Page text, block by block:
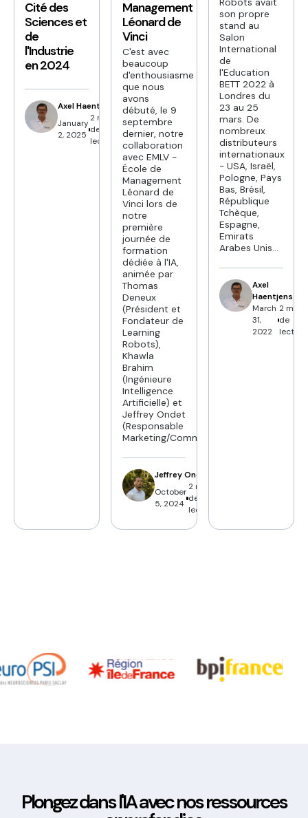
Cité des
Sciences et
de
l'Industrie
en 2024
Axel Haentjens
January
2, 2025
2 min
de
lecture
Management
Léonard de
Vinci
C'est avec
beaucoup
d'enthousiasme
que nous
avons
débuté, le 9
septembre
dernier, notre
collaboration
avec EMLV -
École de
Management
Léonard de
Vinci lors de
notre
première
journée de
formation
dédiée à l'IA,
animée par
Thomas
Deneux
(Président et
Fondateur de
Learning
Robots),
Khawla
Brahim
(Ingénieure
Intelligence
Artificielle) et
Jeffrey Ondet
(Responsable
Marketing/Communication)...
Jeffrey Ondet
October
5, 2024
2 min
de
lecture
son propre
stand au
Salon
International
de
l'Education
BETT 2022 à
Londres du
23 au 25
mars. De
nombreux
distributeurs
internationaux
- USA, Israël,
Pologne, Pays
Bas, Brésil,
République
Tchèque,
Espagne,
Emirats
Arabes Unis...
Axel
Haentjens
March
31,
2022
2 min
de
lecture
Plongez dans l'IA avec nos ressources